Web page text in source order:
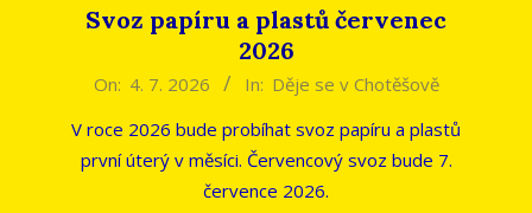
Svoz papíru a plastů červenec
2026
2026-
04
On: 4. 7. 2026 In: Děje se v Chotěšově
V roce 2026 bude probíhat svoz papíru a plastů
první úterý v měsíci. Červencový svoz bude 7.
července 2026.